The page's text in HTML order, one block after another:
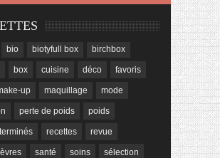
bio biotyfull box birchbox
box cuisine déco favoris
up maquillage mode
perte de poids poids
recettes revue
santé soins sélection